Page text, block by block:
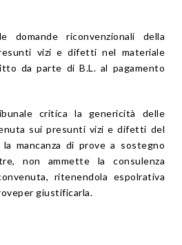
domande riconvenzionali della
vizi e difetti nel materiale
da parte di B.L. al pagamento
critica la genericità delle
sui presunti vizi e difetti del
mancanza di prove a sostegno
non ammette la consulenza
ritenendola espolrativa
giustificarla.